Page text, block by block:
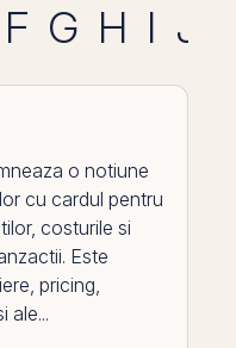
F G H I J
o notiune
cu cardul pentru
costurile si
Este
pricing,
ale...